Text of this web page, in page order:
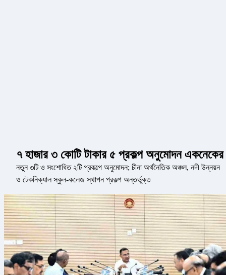
৭ হাজার ৩ কোটি টাকার ৫ প্রকল্প অনুমোদন একনেকের
নতুন ৩টি ও সংশোধিত ২টি প্রকল্পে অনুমোদন; চীনা অর্থনৈতিক অঞ্চল, নদী উন্নয়ন
ও টেকনিক্যাল স্কুল-কলেজ স্থাপন প্রকল্প অন্তর্ভুক্ত